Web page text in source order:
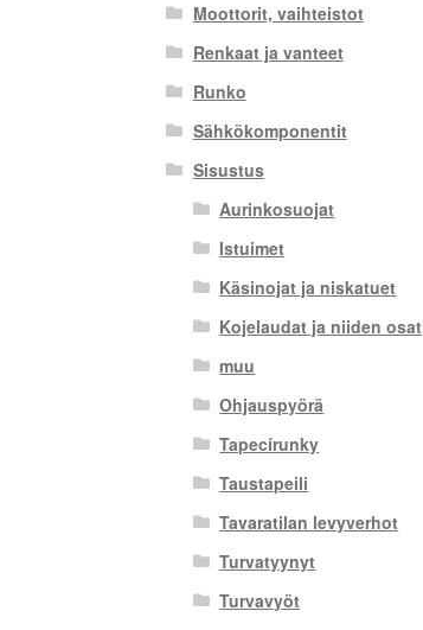
Moottorit, vaihteistot
Renkaat ja vanteet
Runko
Sähkökomponentit
Sisustus
Aurinkosuojat
Istuimet
Käsinojat ja niskatuet
Kojelaudat ja niiden osat
muu
Ohjauspyörä
Tapecírunky
Taustapeili
Tavaratilan levyverhot
Turvatyynyt
Turvavyöt